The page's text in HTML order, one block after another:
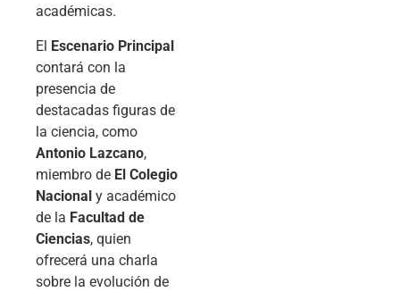
académicas.
El Escenario Principal
contará con la
presencia de
destacadas figuras de
la ciencia, como
Antonio Lazcano,
miembro de El Colegio
Nacional y académico
de la Facultad de
Ciencias, quien
ofrecerá una charla
sobre la evolución de